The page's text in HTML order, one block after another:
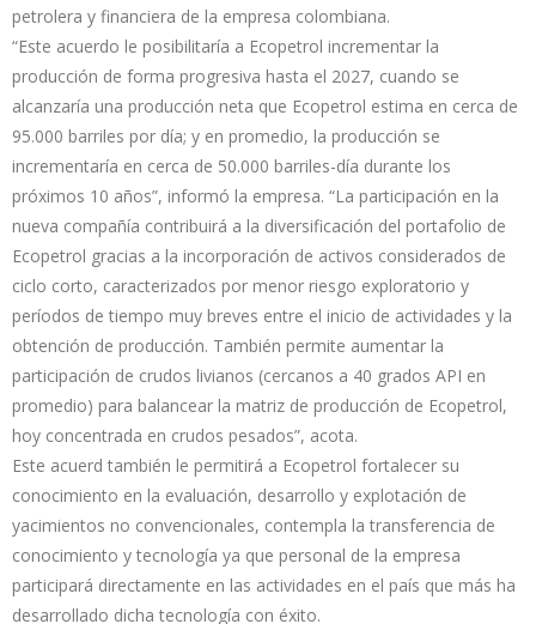
petrolera y financiera de la empresa colombiana.
“Este acuerdo le posibilitaría a Ecopetrol incrementar la
producción de forma progresiva hasta el 2027, cuando se
alcanzaría una producción neta que Ecopetrol estima en cerca de
95.000 barriles por día; y en promedio, la producción se
incrementaría en cerca de 50.000 barriles-día durante los
próximos 10 años”, informó la empresa. “La participación en la
nueva compañía contribuirá a la diversificación del portafolio de
Ecopetrol gracias a la incorporación de activos considerados de
ciclo corto, caracterizados por menor riesgo exploratorio y
períodos de tiempo muy breves entre el inicio de actividades y la
obtención de producción. También permite aumentar la
participación de crudos livianos (cercanos a 40 grados API en
promedio) para balancear la matriz de producción de Ecopetrol,
hoy concentrada en crudos pesados”, acota.
Este acuerd también le permitirá a Ecopetrol fortalecer su
conocimiento en la evaluación, desarrollo y explotación de
yacimientos no convencionales, contempla la transferencia de
conocimiento y tecnología ya que personal de la empresa
participará directamente en las actividades en el país que más ha
desarrollado dicha tecnología con éxito.